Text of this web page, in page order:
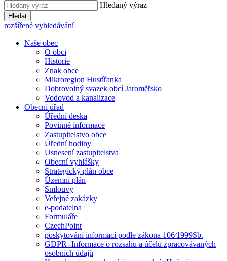
Hledaný výraz
Hledat
rozšířené vyhledávání
Naše obec
O obci
Historie
Znak obce
Mikroregion Hustířanka
Dobrovolný svazek obcí Jaroměřsko
Vodovod a kanalizace
Obecní úřad
Úřední deska
Povinné informace
Zastupitelstvo obce
Úřední hodiny
Usnesení zastupitelstva
Obecní vyhlášky
Strategický plán obce
Územní plán
Smlouvy
Veřejné zakázky
e-podatelna
Formuláře
CzechPoint
poskytování informací podle zákona 106⁄1999Sb.
GDPR -Informace o rozsahu a účelu zpracovávaných
osobních údajů